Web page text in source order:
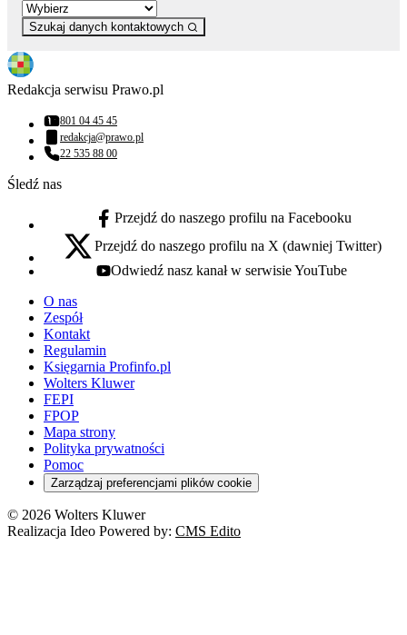
Szukaj danych kontaktowych
Redakcja serwisu Prawo.pl
Numer telefonu:
801 04 45 45
Adres email:
redakcja@prawo.pl
Numer telefonu:
22 535 88 00
Śledź nas
facebook - otwiera się w nowej karcie
Przejdź do naszego profilu na Facebooku
x - otwiera się w nowej karcie
Przejdź do naszego profilu na X (dawniej Twitter)
youtube - otwiera się w nowej karcie
Odwiedź nasz kanał w serwisie YouTube
O nas
Zespół
Kontakt
Regulamin
Księgarnia Profinfo.pl
Wolters Kluwer
FEPI
FPOP
Mapa strony
Polityka prywatności
Pomoc
Zarządzaj preferencjami plików cookie
© 2026 Wolters Kluwer
Realizacja Ideo Powered by: CMS Edito